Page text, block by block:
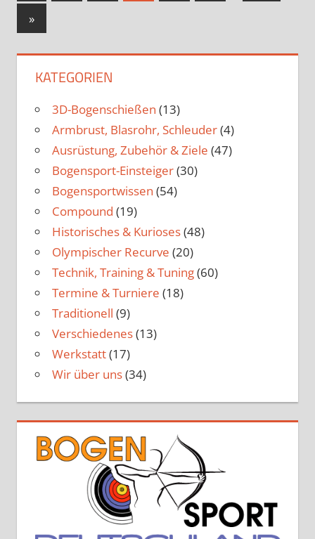
der
Beiträge
Beiträge
Nächste
Beiträge
»
KATEGORIEN
3D-Bogenschießen (13)
Armbrust, Blasrohr, Schleuder(4)
Ausrüstung, Zubehör & Ziele (47)
Bogensport-Einsteiger(30)
Bogensportwissen (54)
Compound (19)
Historisches & Kurioses(48)
Olympischer Recurve (20)
Technik, Training & Tuning(60)
Termine & Turniere (18)
Traditionell (9)
Verschiedenes(13)
Werkstatt(17)
Wir über uns(34)